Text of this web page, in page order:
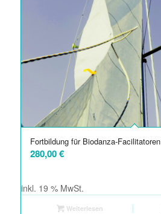
Fortbildung für Biodanza-Facilitatoren
280,00€
inkl. 19 % MwSt.
Weiterlesen